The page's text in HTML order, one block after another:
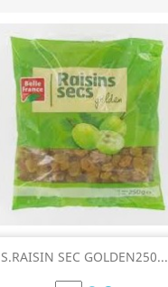
S.RAISIN SEC GOLDEN250...
Aperçu rapide